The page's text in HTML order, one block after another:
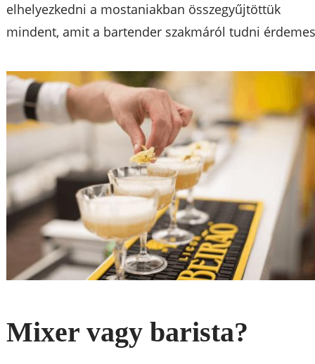
elhelyezkedni a mostaniakban összegyűjtöttük
mindent, amit a bartender szakmáról tudni
Mixer vagy barista?